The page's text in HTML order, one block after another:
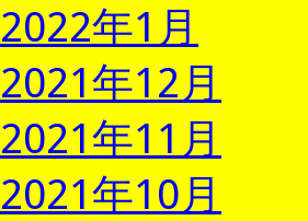
2022年1月
2021年12月
2021年11月
2021年10月